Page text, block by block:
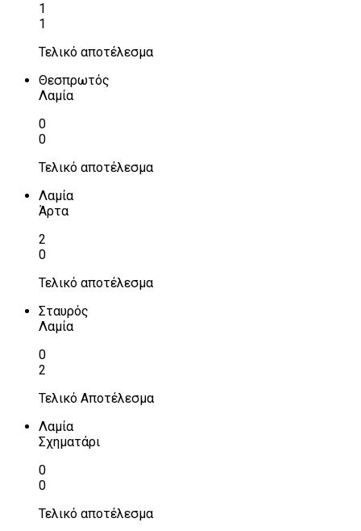
1
1
Τελικό αποτέλεσμα
Θεσπρωτός
Λαμία
0
0
Τελικό αποτέλεσμα
Λαμία
Άρτα
2
0
Τελικό αποτέλεσμα
Σταυρός
Λαμία
0
2
Τελικό Αποτέλεσμα
Λαμία
Σχηματάρι
0
0
Τελικό αποτέλεσμα